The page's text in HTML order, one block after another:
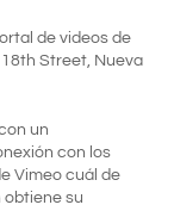
de videos de
Street, Nueva
un
con los
Vimeo cuál de
obtiene su